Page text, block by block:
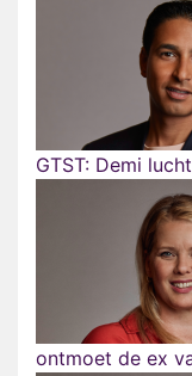
GTST: Demi
ontmoet de ex